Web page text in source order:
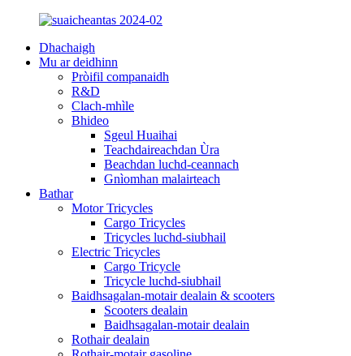
Dhachaigh
Mu ar deidhinn
Pròifil companaidh
R&D
Clach-mhìle
Bhideo
Sgeul Huaihai
Teachdaireachdan Ùra
Beachdan luchd-ceannach
Gnìomhan malairteach
Bathar
Motor Tricycles
Cargo Tricycles
Tricycles luchd-siubhail
Electric Tricycles
Cargo Tricycle
Tricycle luchd-siubhail
Baidhsagalan-motair dealain & scooters
Scooters dealain
Baidhsagalan-motair dealain
Rothair dealain